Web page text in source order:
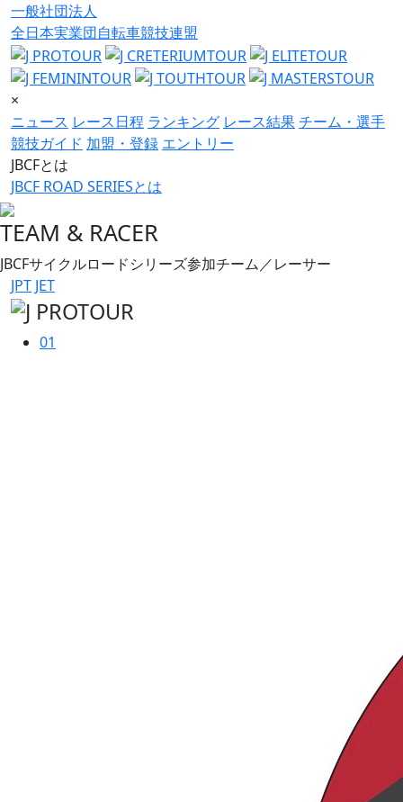
一般社団法人
全日本実業団自転車競技連盟
×
ニュース レース日程 ランキング レース結果チーム・選手
競技ガイド 加盟・登録 エントリー
JBCFとは
JBCF ROAD SERIESとは
TEAM & RACER
JBCFサイクルロードシリーズ参加チーム／レーサー
JPT JET
01